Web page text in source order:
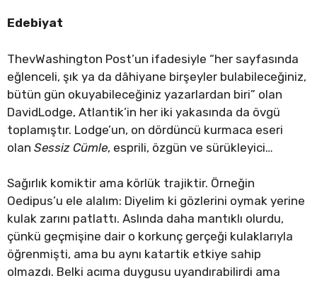
Edebiyat
ThevWashington Post’un ifadesiyle “her sayfasında
eğlenceli, şık ya da dâhiyane birşeyler bulabileceğiniz,
bütün gün okuyabileceğiniz yazarlardan biri” olan
DavidLodge, Atlantik’in her iki yakasında da övgü
toplamıştır. Lodge’un, on dördüncü kurmaca eseri
olan Sessiz Cümle, esprili, özgün ve sürükleyici…
Sağırlık komiktir ama körlük trajiktir. Örneğin
Oedipus’u ele alalım: Diyelim ki gözlerini oymak yerine
kulak zarını patlattı. Aslında daha mantıklı olurdu,
çünkü geçmişine dair o korkunç gerçeği kulaklarıyla
öğrenmişti, ama bu aynı katartik etkiye sahip
olmazdı. Belki acıma duygusu uyandırabilirdi ama